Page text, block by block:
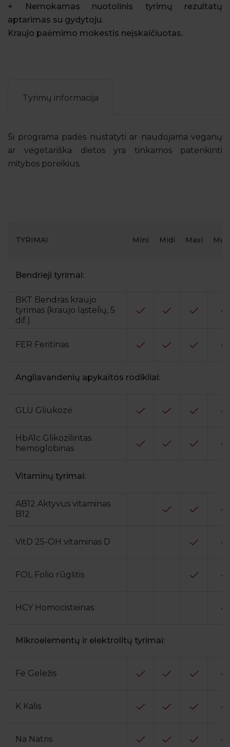
+ Nemokamas nuotolinis tyrimų rezultatų
aptarimas su gydytoju.
Kraujo paėmimo mokestis neįskaičiuotas.
Tyrimų informacija
Ši programa padės nustatyti ar naudojama veganų
ar vegetariška dietos yra tinkamos patenkinti
mitybos poreikius.
TYRIMAI Mini Midi Maxi
Bendrieji tyrimai:
BKT Bendras kraujo
tyrimas (kraujo ląstelių, 5
dif.)
FER Feritinas
Angliavandenių apykaitos rodikliai:
GLU Gliukozė
HbA1c Glikozilintas
hemoglobinas
Vitaminų tyrimai:
AB12 Aktyvus vitaminas
B12
VitD 25-OH vitaminas D
FOL Folio rūgštis
HCY Homocisteinas
Mikroelementų ir elektrolitų tyrimai:
Fe Geležis
K Kalis
Na Natris